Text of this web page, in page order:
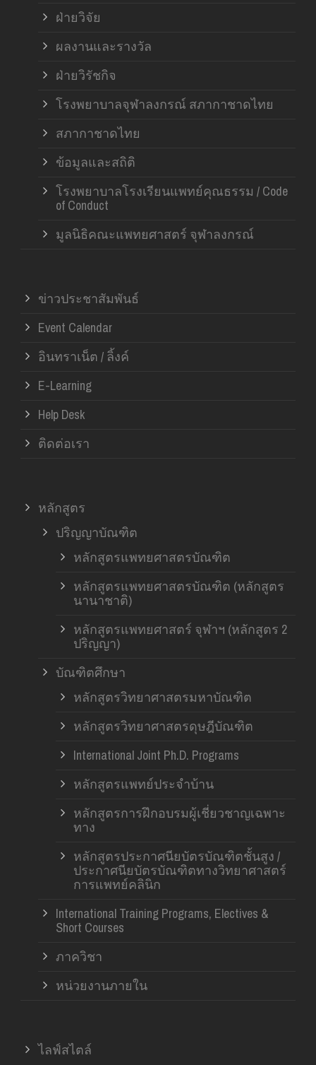
ฝ่ายวิจัย
ผลงานและรางวัล
ฝ่ายวิรัชกิจ
โรงพยาบาลจุฬาลงกรณ์ สภากาชาดไทย
สภากาชาดไทย
ข้อมูลและสถิติ
โรงพยาบาลโรงเรียนแพทย์คุณธรรม / Code
of Conduct
มูลนิธิคณะแพทยศาสตร์ จุฬาลงกรณ์
ข่าวประชาสัมพันธ์
Event Calendar
อินทราเน็ต / ลิ้งค์
E-Learning
Help Desk
ติดต่อเรา
หลักสูตร
ปริญญาบัณฑิต
หลักสูตรแพทยศาสตรบัณฑิต
หลักสูตรแพทยศาสตรบัณฑิต (หลักสูตร
นานาชาติ)
หลักสูตรแพทยศาสตร์ จุฬาฯ (หลักสูตร 2
ปริญญา)
บัณฑิตศึกษา
หลักสูตรวิทยาศาสตรมหาบัณฑิต
หลักสูตรวิทยาศาสตรดุษฎีบัณฑิต
International Joint Ph.D. Programs
หลักสูตรแพทย์ประจำบ้าน
หลักสูตรการฝึกอบรมผู้เชี่ยวชาญเฉพาะ
ทาง
หลักสูตรประกาศนียบัตรบัณฑิตชั้นสูง /
ประกาศนียบัตรบัณฑิตทางวิทยาศาสตร์
การแพทย์คลินิก
International Training Programs, Electives &
Short Courses
ภาควิชา
หน่วยงานภายใน
ไลฟ์สไตล์